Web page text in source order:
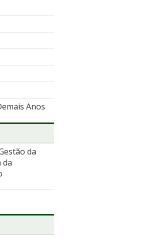
Anos
da
da